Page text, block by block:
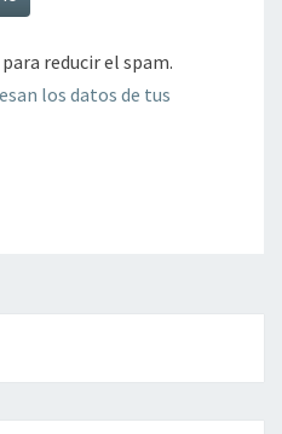
reducir el spam.
los datos de tus